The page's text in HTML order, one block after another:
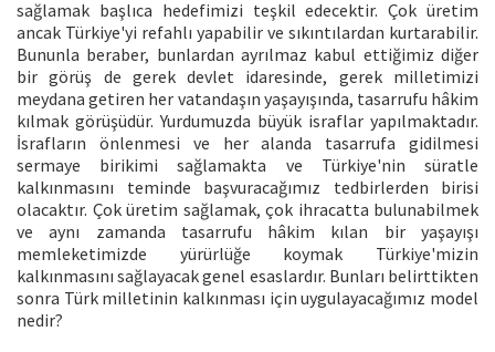
sağlamak başlıca hedefimizi teşkil edecektir. Çok üretim
ancak Türkiye'yi refahlı yapabilir ve sıkıntılardan kurtarabilir.
Bununla beraber, bunlardan ayrılmaz kabul ettiğimiz diğer
bir görüş de gerek devlet idaresinde, gerek milletimizi
meydana getiren her vatandaşın yaşayışında, tasarrufu hâkim
kılmak görüşüdür. Yurdumuzda büyük israflar yapılmaktadır.
İsrafların önlenmesi ve her alanda tasarrufa gidilmesi
sermaye birikimi sağlamakta ve Türkiye'nin süratle
kalkınmasını teminde başvuracağımız tedbirlerden birisi
olacaktır. Çok üretim sağlamak, çok ihracatta bulunabilmek
ve aynı zamanda tasarrufu hâkim kılan bir yaşayışı
memleketimizde yürürlüğe koymak Türkiye'mizin
kalkınmasını sağlayacak genel esaslardır. Bunları belirttikten
sonra Türk milletinin kalkınması için uygulayacağımız model
nedir?